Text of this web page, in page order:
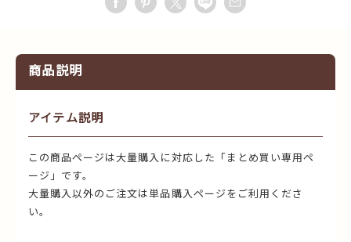
商品説明
アイテム説明
この商品ページは大量購入に対応した「まとめ買い専用ペ
ージ」です。
大量購入以外のご注文は単品購入ページをご利用くださ
い。